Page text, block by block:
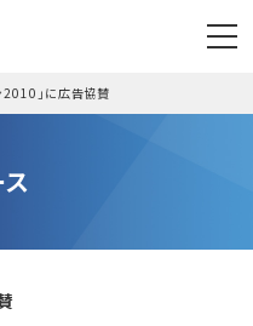
2010」に広告協賛